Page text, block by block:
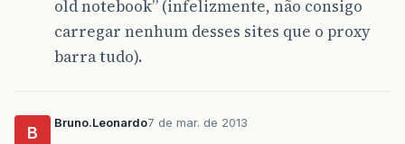
old notebook” (infelizmente, não consigo
carregar nenhum desses sites que o proxy
barra tudo).
B
Bruno.Leonardo7 de mar. de 2013